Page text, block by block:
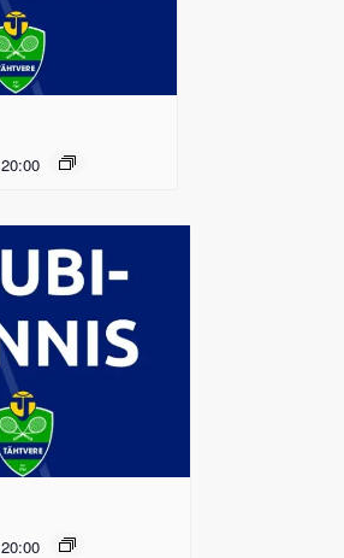
20:00
20:00